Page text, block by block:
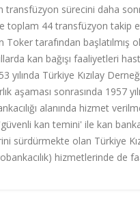
transfüzyon sürecini daha
toplam 44 transfüzyon takip
tarafından başlatılmış
kan bağışı faaliyetleri
Türkiye Kızılay
aşaması sonrasında 1957
alanında hizmet
'güvenli kan temini' ile kan
sürdürmekte olan Türkiye
hizmetlerinde de